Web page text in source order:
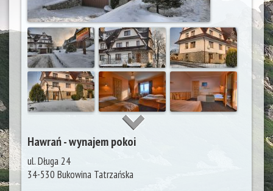
Hawrań - wynajem pokoi
ul. Długa 24
34-530 Bukowina Tatrzańska